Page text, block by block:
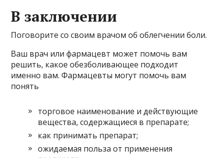
В заключении
Поговорите со своим врачом об облегчении боли.
Ваш врач или фармацевт может помочь вам
решить, какое обезболивающее подходит
именно вам. Фармацевты могут помочь вам
понять
торговое наименование и действующие
вещества, содержащиеся в препарате;
как принимать препарат;
ожидаемая польза от применения